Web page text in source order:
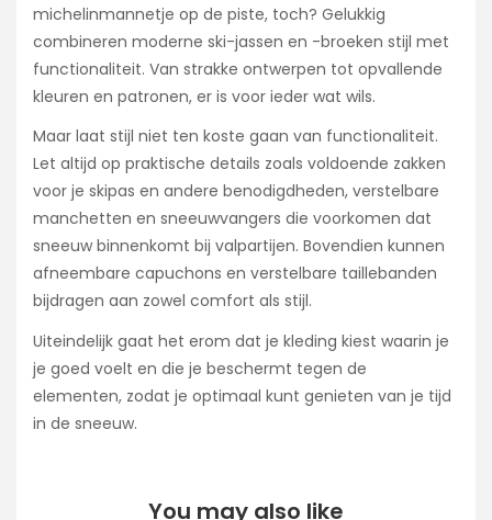
michelinmannetje op de piste, toch? Gelukkig
combineren moderne ski-jassen en -broeken stijl met
functionaliteit. Van strakke ontwerpen tot opvallende
kleuren en patronen, er is voor ieder wat wils.
Maar laat stijl niet ten koste gaan van functionaliteit.
Let altijd op praktische details zoals voldoende zakken
voor je skipas en andere benodigdheden, verstelbare
manchetten en sneeuwvangers die voorkomen dat
sneeuw binnenkomt bij valpartijen. Bovendien kunnen
afneembare capuchons en verstelbare taillebanden
bijdragen aan zowel comfort als stijl.
Uiteindelijk gaat het erom dat je kleding kiest waarin je
je goed voelt en die je beschermt tegen de
elementen, zodat je optimaal kunt genieten van je tijd
in de sneeuw.
You may also like